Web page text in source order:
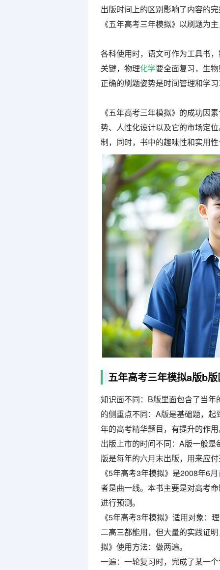
出版时间上的区别影响了内容的
《五年高考三年模拟》以刷题为
各科使用时，语文可作为工具书
关键，物理化学要全面复习，生
正确的刷题姿势是时间管理和学
《五年高考三年模拟》的成功因
势、人性化设计以及它的市场定
制，同时，书中的趣味性和实用
五年高考三年模拟a版b
知识面不同：B版里面包含了当
的侧重点不同：A版是基础题，
年的高考精华题目，有提升的作
出版上市的时间不同：A版一般
版是每年的六月末出版，用来应
《5年高考3年模拟》是2008年6月
者是曲一线。本书主要是对高考
进行预测。
《5年高考3年模拟》适用对象：
二高三都能用，但大量的实践证
拟》使用方法：做两遍。
一遍：一轮复习时，完成了某一